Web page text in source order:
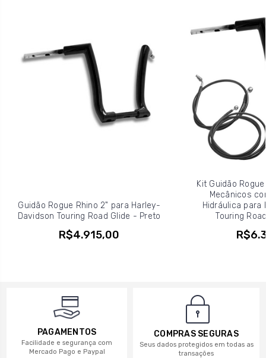
Guidão Rogue Rhino 2" para Harley-
Davidson Touring Road Glide - Preto
R$4.915,00
Kit Guidão
Mecânicos
Hidráulica para
Touring
PAGAMENTOS
Facilidade e segurança com
Mercado Pago e Paypal
COMPRAS SEGURAS
Seus dados protegidos em todas as
transações